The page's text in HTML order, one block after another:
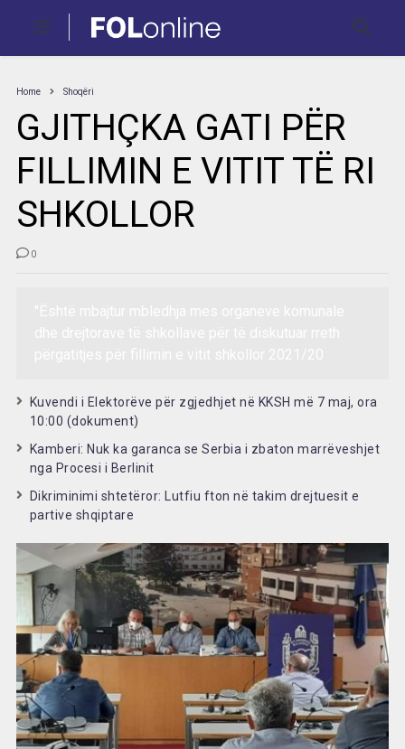
Home Shoqëri
GJITHÇKA GATI PËR
FILLIMIN E VITIT TË RI
SHKOLLOR
0
Kuvendi i Elektorëve për zgjedhjet në KKSH më 7 maj, ora
10:00 (dokument)
Kamberi: Nuk ka garanca se Serbia i zbaton marrëveshjet
nga Procesi i Berlinit
Dikriminimi shtetëror: Lutfiu fton në takim drejtuesit e
partive shqiptare